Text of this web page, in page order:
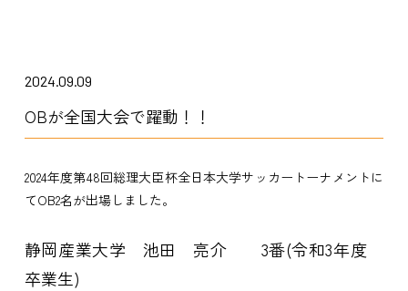
2024.09.09
OBが全国大会で躍動！！
2024年度第48回総理大臣杯全日本大学サッカートーナメントに
てOB2名が出場しました。
静岡産業大学 池田 亮介 3番(令和3年度
卒業生)